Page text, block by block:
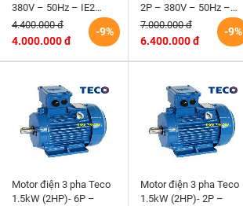
380V – 50Hz – IE2
-90L- B3 Đài Loan
-9%
4.400.000 đ
4.000.000 đ
2P – 380V – 50Hz –
IE2 -100L- B3
-9%
7.000.000 đ
6.400.000 đ
Motor điện 3 pha Teco
1.5kW (2HP)- 6P –
Motor điện 3 pha Teco
1.5kW (2HP)- 2P –